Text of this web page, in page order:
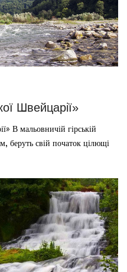
Швейцарії»
В мальовничій гірській
беруть свій початок цілющі